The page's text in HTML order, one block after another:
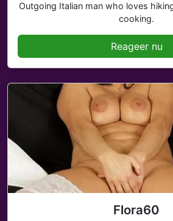
Outgoing Italian man who loves
cooking.
Reageer nu
Flora60